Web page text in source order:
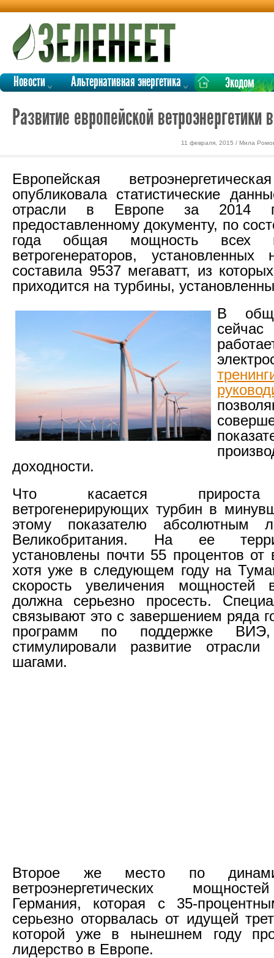
Новости Альтернативная энергетика Экодом
Развитие европейской ветроэнергетики
11 февраля, 2015 / Мила
Европейская
опубликовала статистические
отрасли в Европе за 2014
предоставленному документу, по
года общая мощность всех
ветрогенераторов, установленных
составила 9537 мегаватт, из
приходится на турбины,
В
доходности.
Что касается
ветрогенерирующих турбин в
этому показателю абсолютным
Великобритания. На ее
установлены почти 55 процентов от
хотя уже в следующем году на
скорость увеличения мощностей
должна серьезно просесть.
связывают это с завершением ряда
программ по поддержке
стимулировали развитие
шагами.
Второе же место по
ветроэнергетических
Германия, которая с 35-
серьезно оторвалась от идущей
которой уже в нынешнем году
лидерство в Европе.